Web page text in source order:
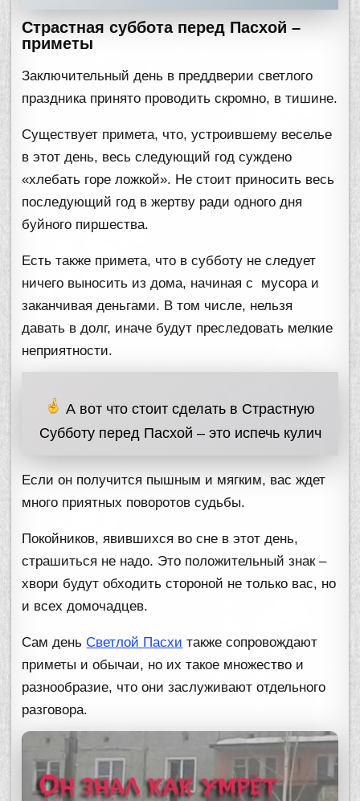
Страстная суббота перед Пасхой –
приметы
Заключительный день в преддверии светлого
праздника принято проводить скромно, в тишине.
Существует примета, что, устроившему веселье
в этот день, весь следующий год суждено
«хлебать горе ложкой». Не стоит приносить весь
последующий год в жертву ради одного дня
буйного пиршества.
Есть также примета, что в субботу не следует
ничего выносить из дома, начиная с мусора и
заканчивая деньгами. В том числе, нельзя
давать в долг, иначе будут преследовать мелкие
неприятности.
А вот что стоит сделать в Страстную
Субботу перед Пасхой – это испечь кулич
Если он получится пышным и мягким, вас ждет
много приятных поворотов судьбы.
Покойников, явившихся во сне в этот день,
страшиться не надо. Это положительный знак –
хвори будут обходить стороной не только вас, но
и всех домочадцев.
Сам деньСветлой Пасхи также сопровождают
приметы и обычаи, но их такое множество и
разнообразие, что они заслуживают отдельного
разговора.